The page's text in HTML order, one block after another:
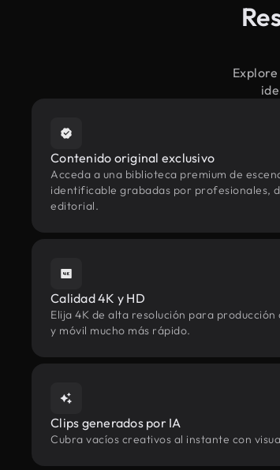
Contenido original exclusivo
Acceda a una biblioteca premium de
identificable grabadas por profesionales,
editorial.
Calidad 4K y HD
Elija 4K de alta resolución para
y móvil mucho más rápido.
Clips generados por IA
Cubra vacíos creativos al instante con